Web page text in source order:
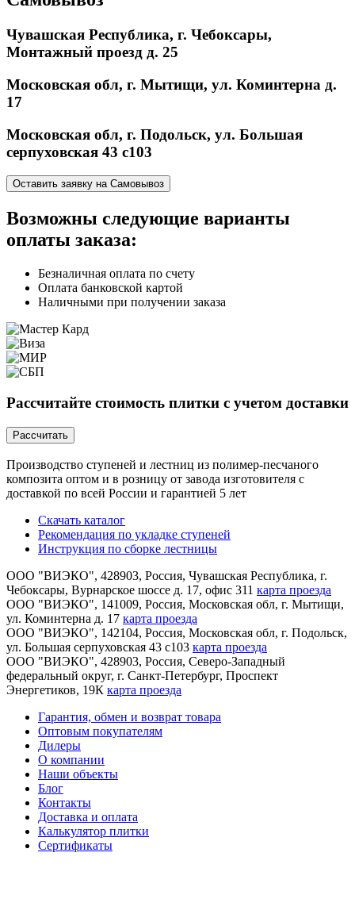
Чувашская Республика, г. Чебоксары,
Монтажный проезд д. 25
Московская обл, г. Мытищи, ул. Коминтерна д.
17
Московская обл, г. Подольск, ул. Большая
серпуховская 43 с103
Оставить заявку на Самовывоз
Возможны следующие варианты
оплаты заказа:
Безналичная оплата по счету
Оплата банковской картой
Наличными при получении заказа
Расcчитайте стоимость плитки с учетом доставки
Расcчитать
Производство ступеней и лестниц из полимер-песчаного
композита оптом и в розницу от завода изготовителя с
доставкой по всей России и гарантией 5 лет
Скачать каталог
Рекомендация по укладке ступеней
Инструкция по сборке лестницы
ООО "ВИЭКО", 428903, Россия, Чувашская Республика, г.
Чебоксары, Вурнарское шоссе д. 17, офис 311 карта проезда
ООО "ВИЭКО", 141009, Россия, Московская обл, г. Мытищи,
ул. Коминтерна д. 17 карта проезда
ООО "ВИЭКО", 142104, Россия, Московская обл, г. Подольск,
ул. Большая серпуховская 43 с103 карта проезда
ООО "ВИЭКО", 428903, Россия, Северо-Западный
федеральный округ, г. Санкт-Петербург, Проспект
Энергетиков, 19К карта проезда
Гарантия, обмен и возврат товара
Оптовым покупателям
Дилеры
О компании
Наши объекты
Блог
Контакты
Доставка и оплата
Калькулятор плитки
Сертификаты